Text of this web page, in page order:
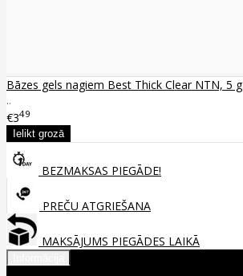
Bāzes gels nagiem Best Thick Clear NTN, 5 g
..
€349
BEZMAKSAS PIEGĀDE!
PREČU ATGRIEŠANA
MAKSĀJUMS PIEGĀDES LAIKĀ